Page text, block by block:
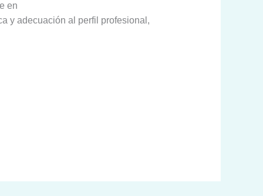
en
y adecuación al perfil profesional,